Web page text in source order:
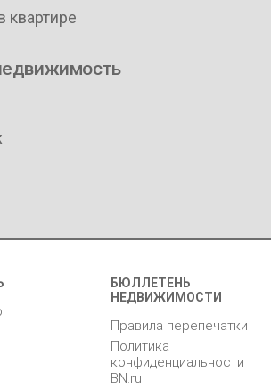
квартире
БЮЛЛЕТЕНЬ
НЕДВИЖИМОСТИ
Правила перепечатки
Политика
конфиденциальности
BN.ru